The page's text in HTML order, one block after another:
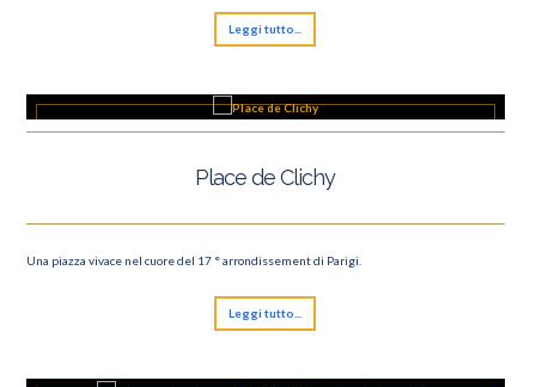
Leggi tutto...
Place de Clichy
Una piazza vivace nel cuore del 17 ° arrondissement di Parigi.
Leggi tutto...